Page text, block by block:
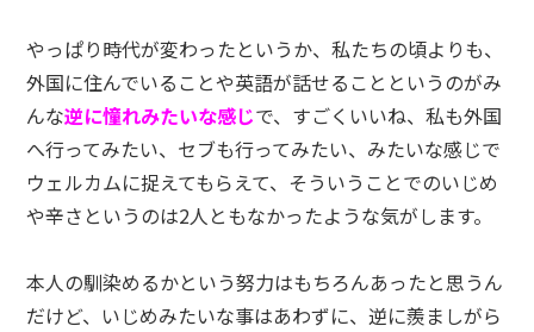
やっぱり時代が変わったというか、私たちの頃よりも、
外国に住んでいることや英語が話せることというのがみ
んな逆に憧れみたいな感じで、すごくいいね、私も外国
へ行ってみたい、セブも行ってみたい、みたいな感じで
ウェルカムに捉えてもらえて、そういうことでのいじめ
や辛さというのは2人ともなかったような気がします。
本人の馴染めるかという努力はもちろんあったと思うん
だけど、いじめみたいな事はあわずに、逆に羨ましがら